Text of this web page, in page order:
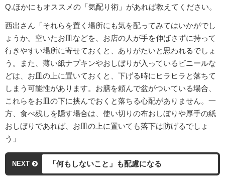
Q.ほかにもオススメの「気配り術」があれば教えてください。
西出さん「それらを置く場所にも気を配ってみてはいかがでし
ょうか。空いたお皿などを、お店の人が手を伸ばさずに持って
行きやすい場所に寄せておくと、ありがたいと思われるでしょ
う。また、薄い紙ナプキンやおしぼりが入っているビニールな
どは、お皿の上に置いておくと、下げる時にヒラヒラと落ちて
しまう可能性があります。お膳を頼んで盆がついている場合、
これらをお皿の下に挟んでおくと落ちる心配がありません。一
方、食べ残しを隠す場合は、使い切りの布おしぼりや厚手の紙
おしぼりであれば、お皿の上に置いても落下は防げるでしょ
う」
NEXT 「何もしないこと」も配慮になる